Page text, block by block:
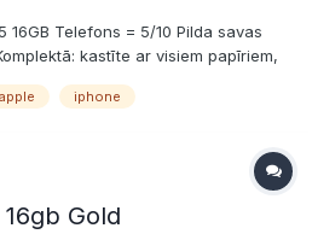
16GB Telefons = 5/10 Pilda savas
kastīte ar visiem papīriem,
50e Par piegādi sarunāsim!
apple iphone
Gold